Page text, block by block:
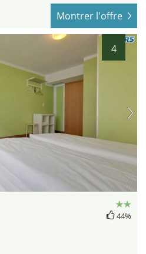
Montrer l'offre
4
44%